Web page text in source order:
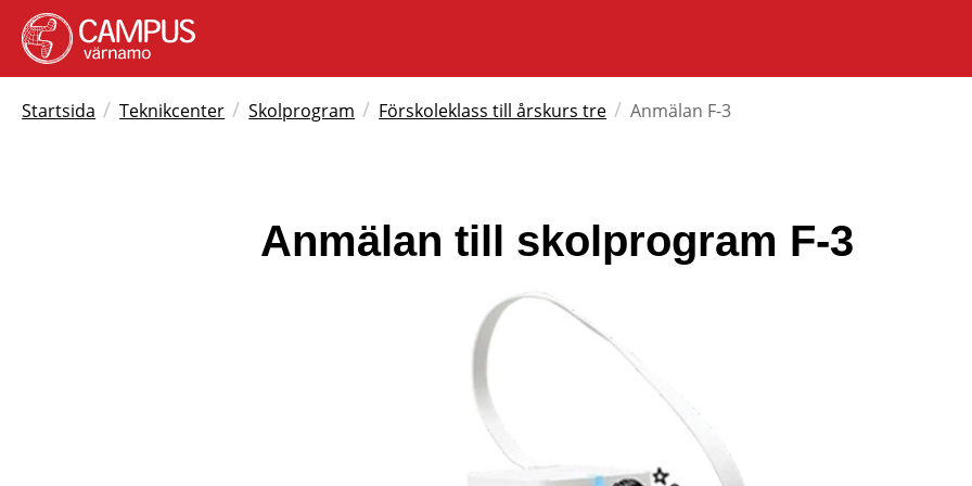
Startsida / Teknikcenter / Skolprogram / Förskoleklass till årskurs tre / Anmälan F-3
Anmälan till skolprogram F-3